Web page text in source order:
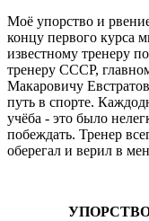
Моё упорство и
концу первого курса
известному тренеру
тренеру СССР,
Макаровичу
путь в спорте.
учёба - это было
побеждать. Тренер
оберегал и верил в